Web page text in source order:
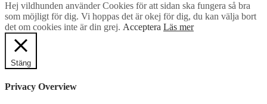
Hej vildhunden använder Cookies för att sidan ska fungera så bra
som möjligt för dig. Vi hoppas det är okej för dig, du kan välja bort
det om cookies inte är din grej. Acceptera Läs mer
Stäng
Privacy Overview